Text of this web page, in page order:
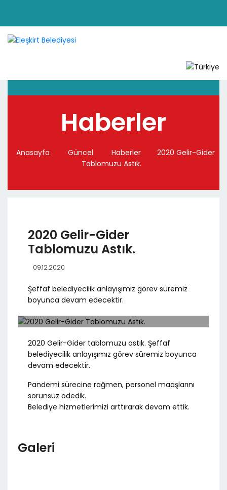
Haberler
Anasayfa Güncel Haberler
2020 Gelir-Gider
Tablomuzu Astık.
2020 Gelir-Gider
Tablomuzu Astık.
09.12.2020
Şeffaf belediyecilik anlayışımız görev süremiz
boyunca devam edecektir.
2020 Gelir-Gider tablomuzu astık. Şeffaf
belediyecilik anlayışımız görev süremiz boyunca
devam edecektir.
Pandemi sürecine rağmen, personel maaşlarını
sorunsuz ödedik.
Belediye hizmetlerimizi arttırarak devam ettik.
Galeri